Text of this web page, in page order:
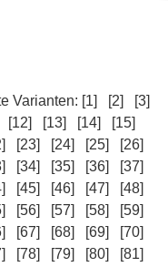
Varianten: [1] [2]
[3]
[12] [13] [14]
[15]
[23] [24] [25]
[26]
[34] [35] [36]
[37]
[45] [46] [47]
[48]
[56] [57] [58]
[59]
[67] [68] [69]
[70]
[78] [79] [80]
[81]